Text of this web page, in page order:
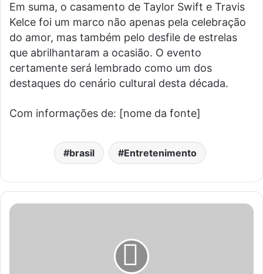
Em suma, o casamento de Taylor Swift e Travis
Kelce foi um marco não apenas pela celebração
do amor, mas também pelo desfile de estrelas
que abrilhantaram a ocasião. O evento
certamente será lembrado como um dos
destaques do cenário cultural desta década.
Com informações de: [nome da fonte]
brasil Entretenimento